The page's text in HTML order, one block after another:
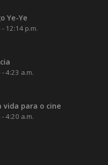
Ye-Ye
12:14 p.m.
4:23 a.m.
vida para o cine
4:20 a.m.